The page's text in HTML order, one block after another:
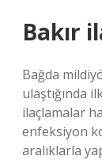
Bakır
Bağda
ulaştığında
ilaçlamalar
enfeksiyon
aralıklarla